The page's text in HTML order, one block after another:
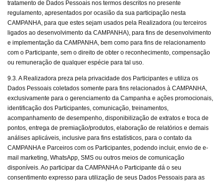
tratamento de Dados Pessoais nos termos descritos no presente
regulamento, apresentados por ocasião da sua participação nesta
CAMPANHA, para que estes sejam usados pela Realizadora (ou terceiros
ligados ao desenvolvimento da CAMPANHA), para fins de desenvolvimento
e implementação da CAMPANHA, bem como para fins de relacionamento
com o Participante, sem o direito de obter o reconhecimento, compensação
ou remuneração de qualquer espécie para tal uso.
9.3. A Realizadora preza pela privacidade dos Participantes e utiliza os
Dados Pessoais coletados somente para fins relacionados à CAMPANHA,
exclusivamente para o gerenciamento da Campanha e ações promocionais,
identificação dos Participantes, comunicação, treinamentos,
acompanhamento de desempenho, disponibilização de extratos e troca de
pontos, entrega de premiação/produtos, elaboração de relatórios e demais
análises aplicáveis, inclusive para fins estatísticos, para o contato da
CAMPANHA e Parceiros com os Participantes, podendo incluir, envio de e-
mail marketing, WhatsApp, SMS ou outros meios de comunicação
disponíveis. Ao participar da CAMPANHA o Participante dá o seu
consentimento expresso para utilização de seus Dados Pessoais para as